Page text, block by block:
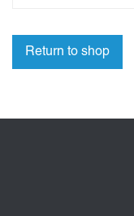
Return to shop